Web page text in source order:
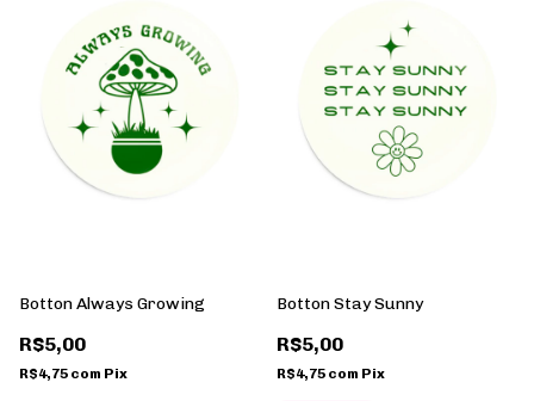
Botton Always Growing
R$5,00
R$4,75 com Pix
Botton Stay Sunny
R$5,00
R$4,75 com Pix